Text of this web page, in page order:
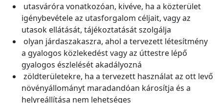
utasváróra vonatkozóan, kivéve, ha a közterület
igénybevétele az utasforgalom céljait, vagy az
utasok ellátását, tájékoztatását szolgálja
olyan járdaszakaszra, ahol a tervezett létesítmény
a gyalogos közlekedést vagy az úttestre lépő
gyalogos észlelését akadályozná
zöldterületekre, ha a tervezett használat az ott levő
növényállományt maradandóan károsítja és a
helyreállítása nem lehetséges